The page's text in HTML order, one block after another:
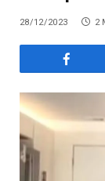
28/12/2023 2